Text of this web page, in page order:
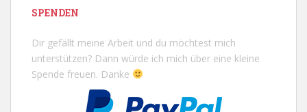
SPENDEN
Dir gefällt meine Arbeit und du möchtest mich
unterstützen? Dann würde ich mich über eine kleine
Spende freuen. Danke